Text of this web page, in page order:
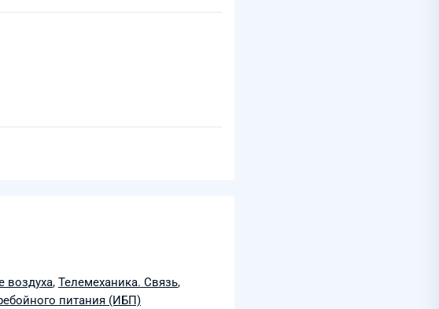
воздуха, Телемеханика. Связь,
питания (ИБП)